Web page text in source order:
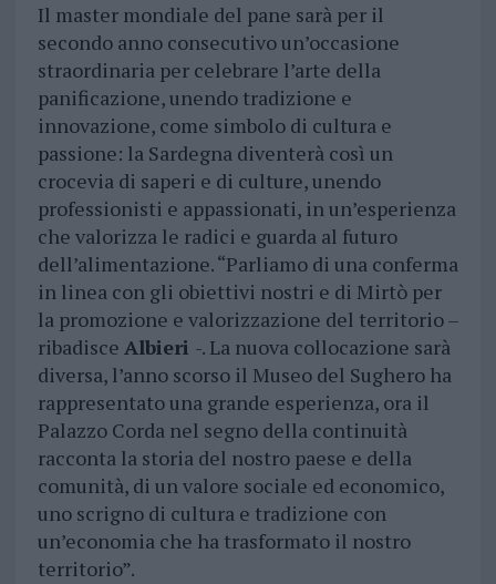
Il master mondiale del pane sarà per il
secondo anno consecutivo un’occasione
straordinaria per celebrare l’arte della
panificazione, unendo tradizione e
innovazione, come simbolo di cultura e
passione: la Sardegna diventerà così un
crocevia di saperi e di culture, unendo
professionisti e appassionati, in un’esperienza
che valorizza le radici e guarda al futuro
dell’alimentazione. “Parliamo di una conferma
in linea con gli obiettivi nostri e di Mirtò per
la promozione e valorizzazione del territorio –
ribadisce Albieri -. La nuova collocazione sarà
diversa, l’anno scorso il Museo del Sughero ha
rappresentato una grande esperienza, ora il
Palazzo Corda nel segno della continuità
racconta la storia del nostro paese e della
comunità, di un valore sociale ed economico,
uno scrigno di cultura e tradizione con
un’economia che ha trasformato il nostro
territorio”.